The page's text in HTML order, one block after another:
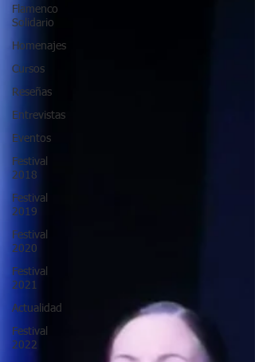
Flamenco
Solidario
Homenajes
Cursos
Reseñas
Entrevistas
Eventos
Festival
2018
Festival
2019
Festival
2020
Festival
2021
Actualidad
Festival
2022